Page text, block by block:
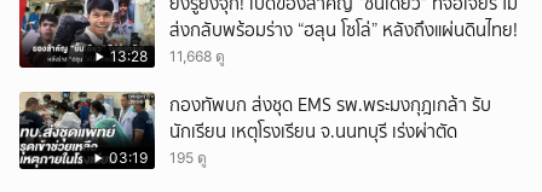
13:28
ส่งกลับพร้อมร่าง “ฮลุน โซโล่” หลังถึงแผ่นดินไทย!
11,668 ดู
03:19
กองทัพบก ส่งชุด EMS รพ.พระมงกุฎเกล้า รับ
นักเรียน เหตุโรงเรียน จ.นนทบุรี เร่งผ่าตัด
195 ดู